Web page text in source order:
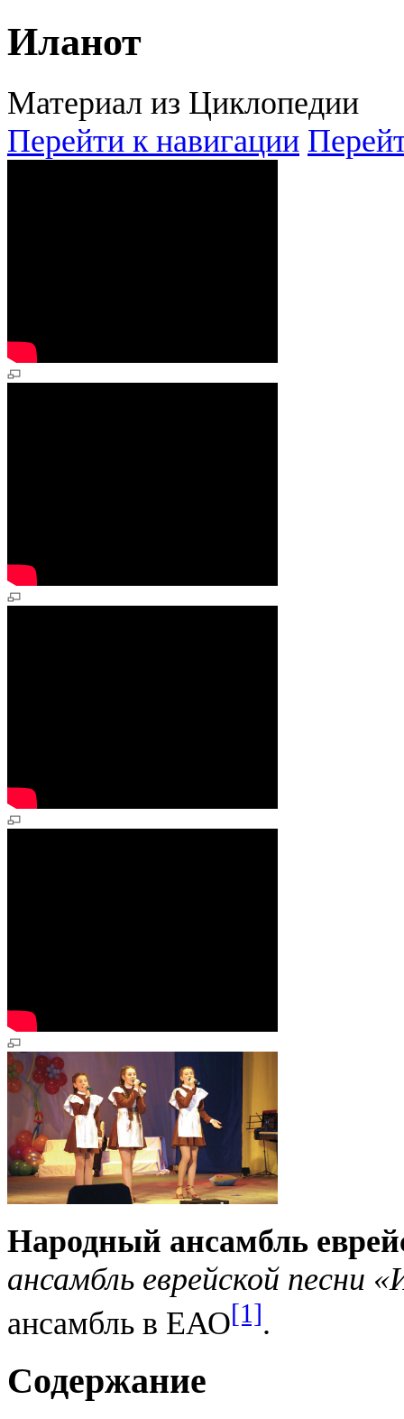
Иланот
Материал из Циклопедии
Перейти к навигации
Народный ансамбль
ансамбль еврейской песни
ансамбль в ЕАО[1].
Содержание